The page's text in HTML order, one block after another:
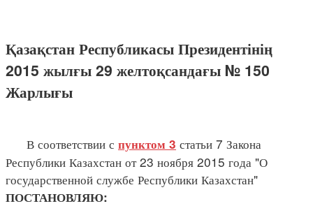
Қазақстан Республикасы Президентінің
2015 жылғы 29 желтоқсандағы № 150
Жарлығы
В соответствии с пунктом 3 статьи 7 Закона
Республики Казахстан от 23 ноября 2015 года "О
государственной службе Республики Казахстан"
ПОСТАНОВЛЯЮ: